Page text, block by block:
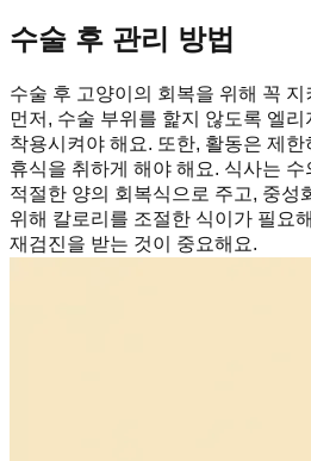
수술 후 관리 방법
수술 후 고양이의 회복을 위해 꼭
먼저, 수술 부위를 핥지 않도록 엘
착용시켜야 해요. 또한, 활동은 제
휴식을 취하게 해야 해요. 식사는
적절한 양의 회복식으로 주고, 중성
위해 칼로리를 조절한 식이가 필요
재검진을 받는 것이 중요해요.